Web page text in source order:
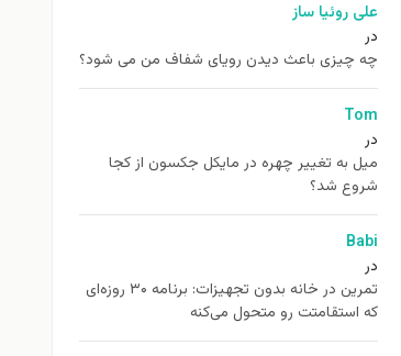
علی روئیا ساز
در
چه چیزی باعث دیدن رویای شفاف من می شود؟
Tom
در
ميل به تغيير چهره در مایکل جکسون از كجا
شروع شد؟
Babi
در
تمرین در خانه بدون تجهیزات: برنامه ۳۰ روزه‌ای
که استقامتت رو متحول می‌کنه